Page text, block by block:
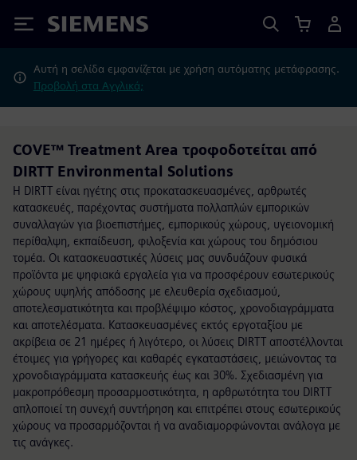
Siemens
Αυτή η σελίδα εμφανίζεται με χρήση αυτόματης μετάφρασης.
Προβολή στα Αγγλικά;
COVE™ Treatment Area τροφοδοτείται από
DIRTT Environmental Solutions
Η DIRTT είναι ηγέτης στις προκατασκευασμένες, αρθρωτές
κατασκευές, παρέχοντας συστήματα πολλαπλών εμπορικών
συναλλαγών για βιοεπιστήμες, εμπορικούς χώρους, υγειονομική
περίθαλψη, εκπαίδευση, φιλοξενία και χώρους του δημόσιου
τομέα. Οι κατασκευαστικές λύσεις μας συνδυάζουν φυσικά
προϊόντα με ψηφιακά εργαλεία για να προσφέρουν εσωτερικούς
χώρους υψηλής απόδοσης με ελευθερία σχεδιασμού,
αποτελεσματικότητα και προβλέψιμο κόστος, χρονοδιαγράμματα
και αποτελέσματα. Κατασκευασμένες εκτός εργοταξίου με
ακρίβεια σε 21 ημέρες ή λιγότερο, οι λύσεις DIRTT αποστέλλονται
έτοιμες για γρήγορες και καθαρές εγκαταστάσεις, μειώνοντας τα
χρονοδιαγράμματα κατασκευής έως και 30%. Σχεδιασμένη για
μακροπρόθεσμη προσαρμοστικότητα, η αρθρωτότητα του DIRTT
απλοποιεί τη συνεχή συντήρηση και επιτρέπει στους εσωτερικούς
χώρους να προσαρμόζονται ή να αναδιαμορφώνονται ανάλογα με
τις ανάγκες.